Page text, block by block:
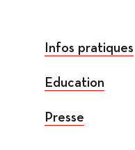
Infos pratiques
Education
Presse